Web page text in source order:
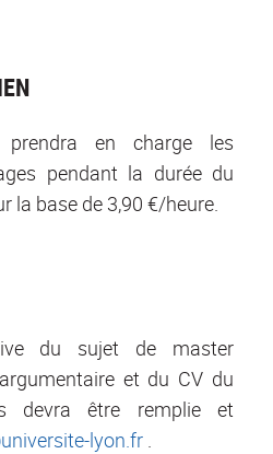
prendra en charge les
pendant la durée du
la base de 3,90 €/heure.
du sujet de master
et du CV du
devra être remplie et
lyon.fr .